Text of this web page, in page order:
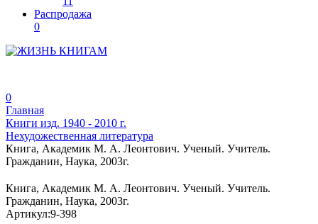
Распродажа
0
0
Главная
Книги изд. 1940 - 2010 г.
Нехудожественная литература
Книга, Академик М. А. Леонтович. Ученый. Учитель.
Гражданин, Наука, 2003г.
Книга, Академик М. А. Леонтович. Ученый. Учитель.
Гражданин, Наука, 2003г.
Артикул:9-398